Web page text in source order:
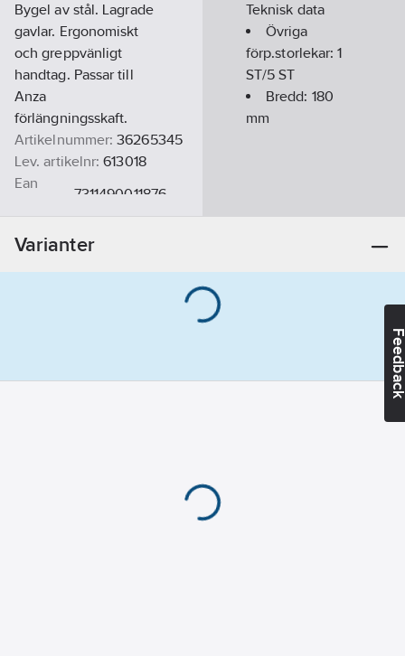
Bygel av stål. Lagrade
gavlar. Ergonomiskt
och greppvänligt
handtag. Passar till
Anza
förlängningsskaft.
Artikelnummer: 36265345
Lev. artikelnr: 613018
Ean
7311490011876
Teknisk data
Övriga
förp.storlekar:1
ST/5 ST
Bredd: 180
mm
Varianter